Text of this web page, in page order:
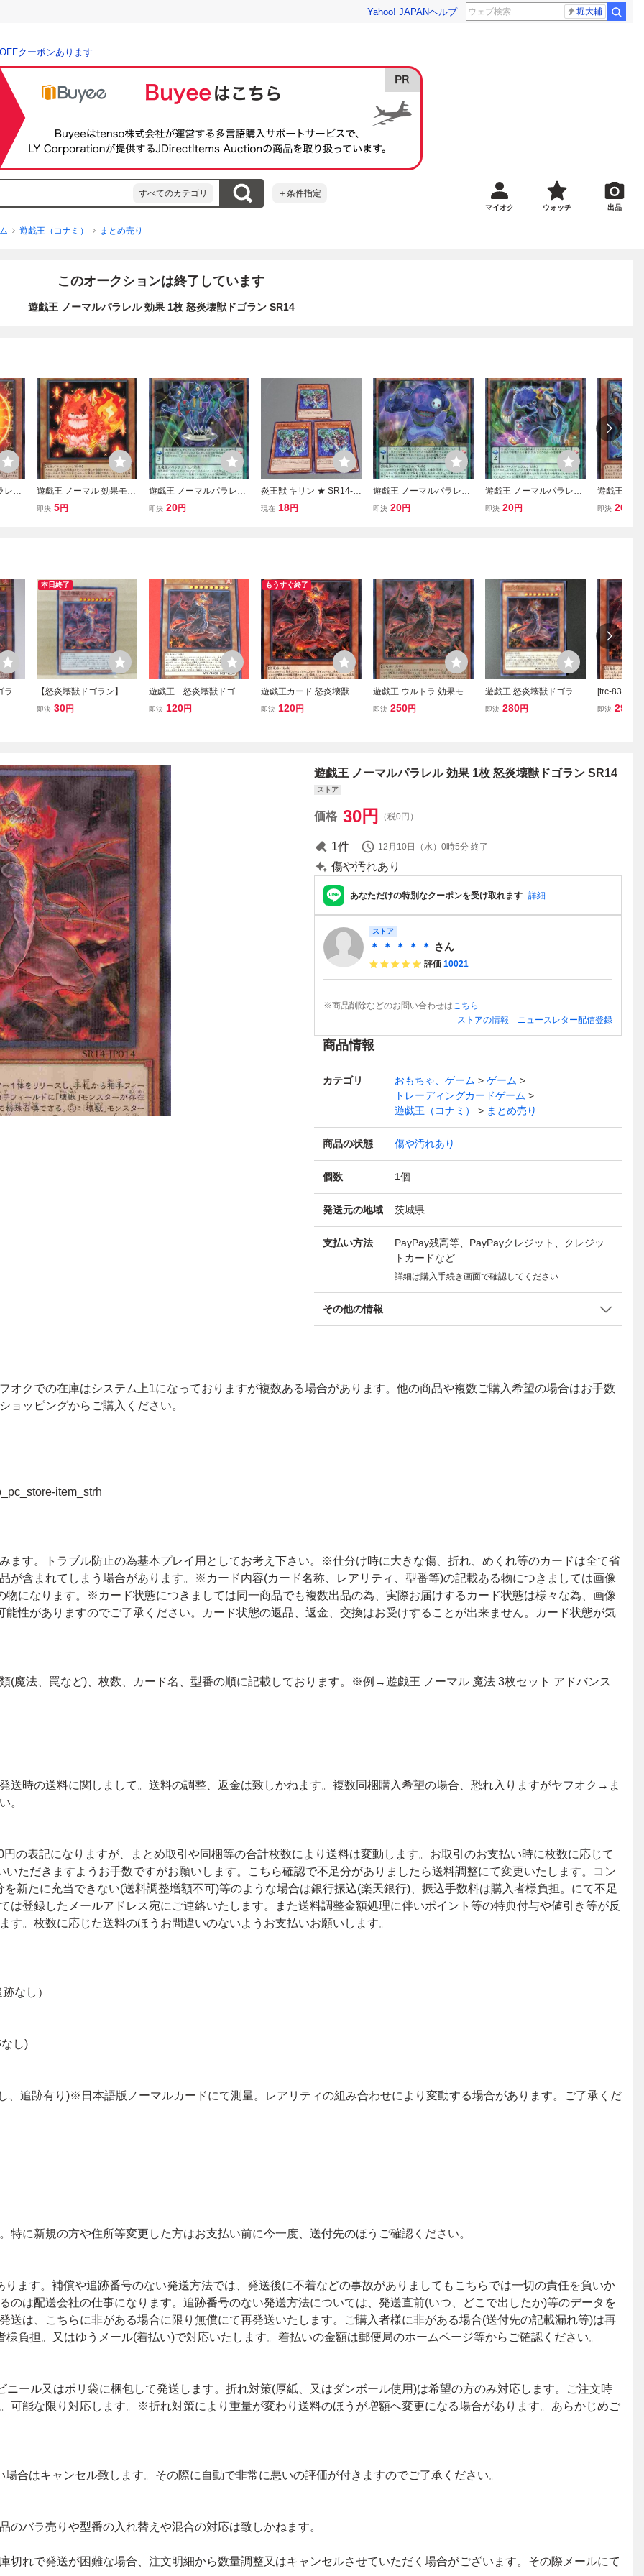
Yahoo! JAPANヘルプ 堀大輔
クーポンあります
すべてのカテゴリ ＋条件指定
マイオク ウォッチ 出品
遊戯王（コナミ） まとめ売り
このオークションは終了しています
遊戯王 ノーマルパラレル 効果 1枚 怒炎壊獣ドゴラン SR14
レル
遊戯王 ノーマル 効果モン
スター 1枚 火天獣-キャン
即決 5円
遊戯王 ノーマルパラレル
2 効果 1枚 魔界劇団-エキ
即決 20円
炎王獣 キリン ★ SR14-J
P007 ★ ノーマル ★ 3枚
現在 18円
遊戯王 ノーマルパラレル
2 効果 1枚 魔界劇団-デビ
即決 20円
遊戯王 ノーマルパラレル
2 効果 1枚 魔界劇団-サッ
即決 20円
遊戯王 ノ
スター 1枚
即決 20
ラン
本日終了
【怒炎壊獣ドゴラン】【T
T02-JPA08】【ノーマル1
即決 30円
遊戯王 怒炎壊獣ドゴラ
ン ウルトラ EP16
即決 120円
もうすぐ終了
遊戯王カード 怒炎壊獣ド
ゴラン(ノーマルパラレル)
即決 120円
遊戯王 ウルトラ 効果モン
スター 1枚 怒炎壊獣ドゴ
即決 250円
遊戯王 怒炎壊獣ドゴラン
ウルトラレア EP16-JP02
即決 280円
[trc-83685]
王OCG デ
即決 29
遊戯王 ノーマルパラレル 効果 1枚 怒炎壊獣ドゴラン SR14
ストア
価格 30円 （税0円）
1件 12月10日（水）0時5分 終了
傷や汚れあり
あなただけの特別なクーポンを受け取れます 詳細
ストア
＊ ＊ ＊ ＊ ＊ さん
評価 10021
※商品削除などのお問い合わせはこちら
ストアの情報
ニュースレター配信登録
商品情報
カテゴリ おもちゃ、ゲーム
ゲーム
トレーディングカードゲーム
遊戯王（コナミ）
まとめ売り
商品の状態 傷や汚れあり
個数 1個
発送元の地域 茨城県
支払い方法
PayPay残高等、PayPayクレジット、クレジッ
トカードなど
詳細は購入手続き画面で確認してください
その他の情報